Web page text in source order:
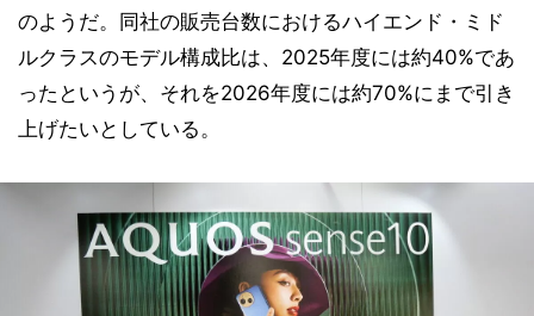
のようだ。同社の販売台数におけるハイエンド・ミド
ルクラスのモデル構成比は、2025年度には約40%であ
ったというが、それを2026年度には約70%にまで引き
上げたいとしている。